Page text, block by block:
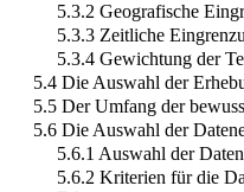
5.3.2 Geografische
5.3.3 Zeitliche
5.3.4 Gewichtung der
5.4 Die Auswahl der
5.5 Der Umfang der
5.6 Die Auswahl der
5.6.1 Auswahl der
5.6.2 Kriterien für die